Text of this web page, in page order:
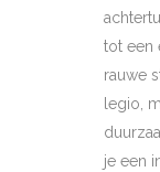
tot een
rauwe
legio,
je een